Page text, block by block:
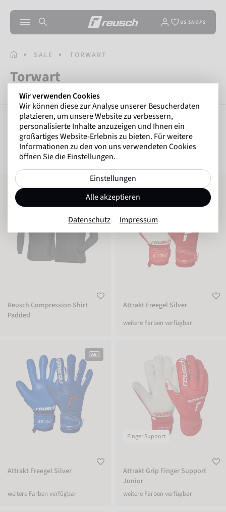
US SHOPS
STARTSEITE
SALE TORWART
Torwart
FILTER ANZEIGEN
Reusch Compression Shirt Padded
Reusch Compression Shirt
Padded
Attrakt Freegel Silver
Attrakt Freegel Silver
weitere Farben verfügbar
Attrakt Freegel Silver
weitere Farben verfügbar
Finger Support
Attrakt Grip Finger Support
Junior
weitere Farben verfügbar
85 Artikel
Wir verwenden Cookies
Wir können diese zur Analyse unserer Besucherdaten
platzieren, um unsere Website zu verbessern,
personalisierte Inhalte anzuzeigen und Ihnen ein
großartiges Website-Erlebnis zu bieten. Für weitere
Informationen zu den von uns verwendeten Cookies
öffnen Sie die Einstellungen.
Einstellungen
Alle akzeptieren
Datenschutz Impressum